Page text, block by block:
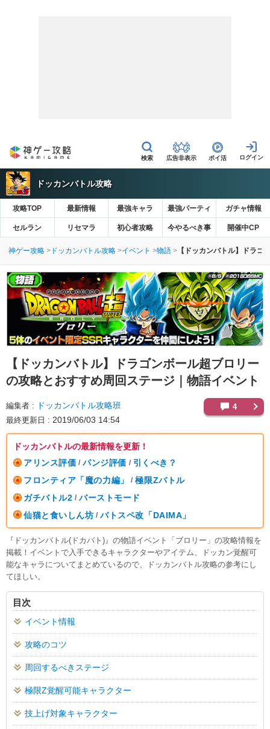
広告非表示 ポイ活
ドッカンバトル攻略
攻略TOP 最新情報 最強キャラ 最強パーティ ガチャ情報
セルラン リセマラ 初心者攻略 今やるべき事 開催中CP
神ゲー攻略 ドッカンバトル攻略 イベント 物語 【ドッカンバトル】ドラ
【ドッカンバトル】
ドラゴンボール超ブロリー
の攻略とおすすめ周回ステージ｜物語イベント
編集者 ドッカンバトル攻略班
最終更新日 2019/06/03 14:54
4
ドッカンバトルの最新情報を更新！
アリンス評価 / パンジ評価 / 引くべき？
フロンティア「魔の力編」
/ 極限Zバトル
ガチバトル2 / バーストモード
仙猫と食いしん坊 / バトスペ改「DAIMA」
『ドッカンバトル(ドカバト)』の物語イベント「ブロリー」の攻略情報を
掲載！イベントで入手できるキャラクターやアイテム、ドッカン覚醒可
能なキャラについてまとめているので、ドッカンバトル攻略の参考にし
てほしい。
目次
イベント情報
攻略のコツ
周回するべきステージ
極限Z覚醒可能キャラクター
技上げ対象キャラクター